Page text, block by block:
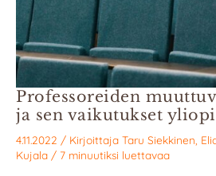
Professoreiden
ja sen vaikutukset
4.11.2022 / Kirjoittaja Taru Siekkinen
Kujala / 7 minuutiksi luettavaa